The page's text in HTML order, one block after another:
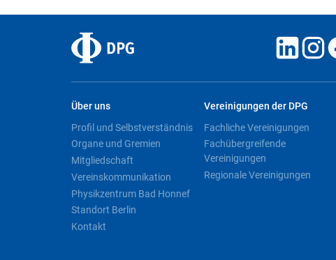
Über uns
Profil und Selbstverständnis
Organe und Gremien
Mitgliedschaft
Vereinskommunikation
Physikzentrum Bad Honnef
Standort Berlin
Kontakt
Vereinigungen der DPG
Fachliche Vereinigungen
Fachübergreifende
Vereinigungen
Regionale Vereinigungen